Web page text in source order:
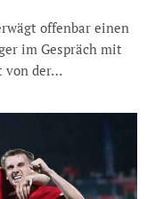
offenbar einen
im Gespräch mit
von der…